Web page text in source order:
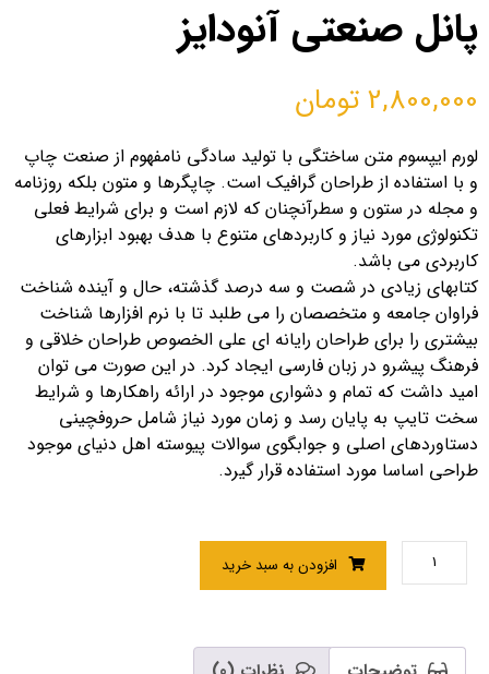
پانل صنعتی آنودایز
2,800,000تومان
لورم ایپسوم متن ساختگی با تولید سادگی نامفهوم از صنعت چاپ
و با استفاده از طراحان گرافیک است. چاپگرها و متون بلکه روزنامه
و مجله در ستون و سطرآنچنان که لازم است و برای شرایط فعلی
تکنولوژی مورد نیاز و کاربردهای متنوع با هدف بهبود ابزارهای
کاربردی می باشد.
کتابهای زیادی در شصت و سه درصد گذشته، حال و آینده شناخت
فراوان جامعه و متخصصان را می طلبد تا با نرم افزارها شناخت
بیشتری را برای طراحان رایانه ای علی الخصوص طراحان خلاقی و
فرهنگ پیشرو در زبان فارسی ایجاد کرد. در این صورت می توان
امید داشت که تمام و دشواری موجود در ارائه راهکارها و شرایط
سخت تایپ به پایان رسد و زمان مورد نیاز شامل حروفچینی
دستاوردهای اصلی و جوابگوی سوالات پیوسته اهل دنیای موجود
طراحی اساسا مورد استفاده قرار گیرد.
افزودن به سبد خرید